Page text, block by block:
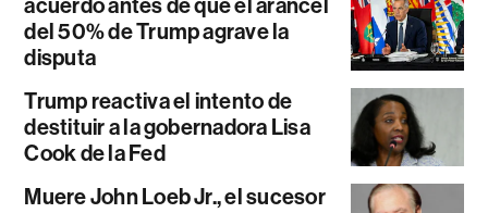
del 50% de Trump agrave la
disputa
Trump reactiva el intento de
destituir a la gobernadora Lisa
Cook de la Fed
Muere John Loeb Jr., el sucesor